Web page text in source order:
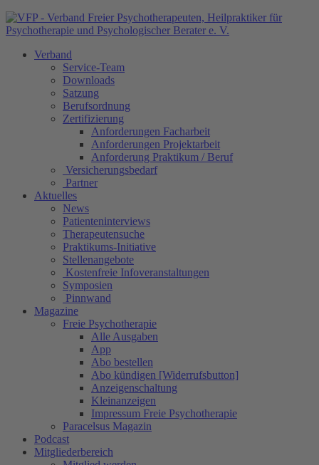
Verband
Service-Team
Downloads
Satzung
Berufsordnung
Zertifizierung
Anforderungen Facharbeit
Anforderungen Projektarbeit
Anforderung Praktikum / Beruf
Versicherungsbedarf
Partner
Aktuelles
News
Patienteninterviews
Therapeutensuche
Praktikums-Initiative
Stellenangebote
Kostenfreie Infoveranstaltungen
Symposien
Pinnwand
Magazine
Freie Psychotherapie
Alle Ausgaben
App
Abo bestellen
Abo kündigen [Widerrufsbutton]
Anzeigenschaltung
Kleinanzeigen
Impressum Freie Psychotherapie
Paracelsus Magazin
Podcast
Mitgliederbereich